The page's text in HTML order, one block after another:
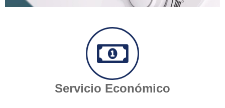
Servicio Económico